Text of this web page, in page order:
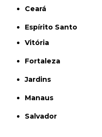
Ceará
Espírito Santo
Vitória
Fortaleza
Jardins
Manaus
Salvador